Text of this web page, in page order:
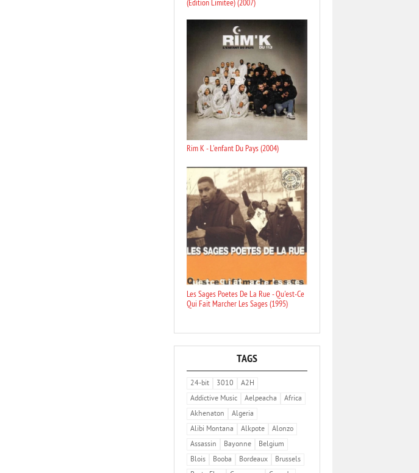
(Edition Limitee) (2007)
Rim K - L'enfant Du Pays (2004)
Les Sages Poetes De La Rue - Qu'est-Ce
Qui Fait Marcher Les Sages (1995)
TAGS
24-bit 3010
A2H
Addictive Music
Aelpeacha
Africa
Akhenaton
Algeria
Alibi Montana
Alkpote
Alonzo
Assassin
Bayonne
Belgium
Blois
Booba Bordeaux
Brussels